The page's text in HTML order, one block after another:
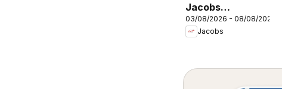
Jacobs
kundeavis
03/08/2026 - 08/08/2026
Jacobs